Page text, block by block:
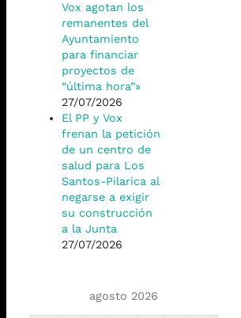
Vox agotan los
remanentes del
Ayuntamiento
para financiar
proyectos de
“última hora”»
27/07/2026
El PP y Vox
frenan la petición
de un centro de
salud para Los
Santos-Pilarica al
negarse a exigir
su construcción
a la Junta
27/07/2026
agosto 2026